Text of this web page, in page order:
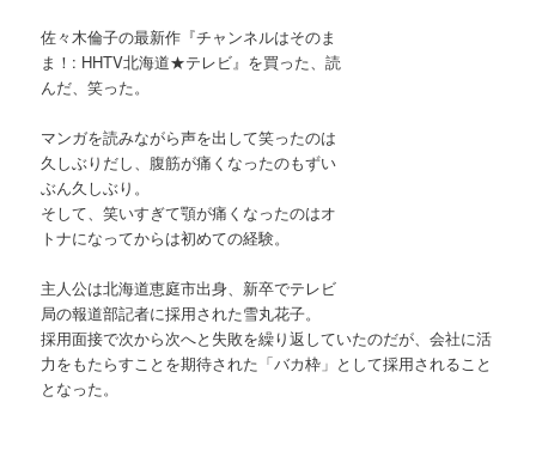
佐々木倫子の最新作『チャンネルはそのま
ま！: HHTV北海道★テレビ』を買った、読
んだ、笑った。
マンガを読みながら声を出して笑ったのは
久しぶりだし、腹筋が痛くなったのもずい
ぶん久しぶり。
そして、笑いすぎて顎が痛くなったのはオ
トナになってからは初めての経験。
主人公は北海道恵庭市出身、新卒でテレビ
局の報道部記者に採用された雪丸花子。
採用面接で次から次へと失敗を繰り返していたのだが、会社に活
力をもたらすことを期待された「バカ枠」として採用されること
となった。